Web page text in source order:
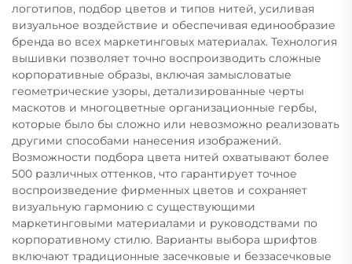
логотипов, подбор цветов и типов нитей, усиливая
визуальное воздействие и обеспечивая единообразие
бренда во всех маркетинговых материалах. Технология
вышивки позволяет точно воспроизводить сложные
корпоративные образы, включая замысловатые
геометрические узоры, детализированные черты
маскотов и многоцветные организационные гербы,
которые было бы сложно или невозможно реализовать
другими способами нанесения изображений.
Возможности подбора цвета нитей охватывают более
500 различных оттенков, что гарантирует точное
воспроизведение фирменных цветов и сохраняет
визуальную гармонию с существующими
маркетинговыми материалами и руководствами по
корпоративному стилю. Варианты выбора шрифтов
включают традиционные засечковые и беззасечковые